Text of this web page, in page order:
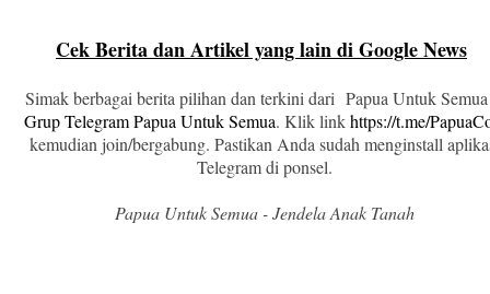
Cek Berita dan Artikel yang lain di Google News
Simak berbagai berita pilihan dan terkini dari Papua Untuk
Grup Telegram Papua Untuk Semua. Klik linkhttps://t.me/
kemudian join/bergabung. Pastikan Anda sudah menginstall
Telegram di ponsel.
Papua Untuk Semua - Jendela Anak Tanah